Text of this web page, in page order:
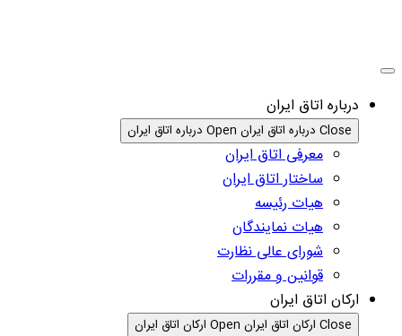
درباره اتاق ایران
Close درباره اتاق ایران Open درباره اتاق ایران
معرفی اتاق ایران
ساختار اتاق ایران
هیات رئیسه
هیات نمایندگان
شورای عالی نظارت
قوانین و مقررات
ارکان اتاق ایران
Close ارکان اتاق ایران Open ارکان اتاق ایران